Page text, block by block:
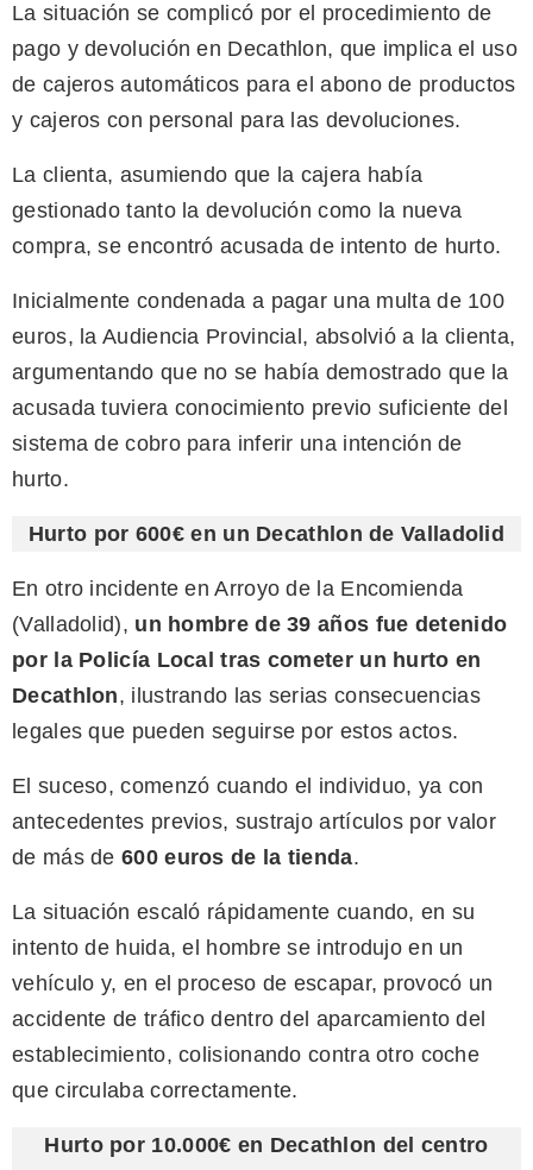
La situación se complicó por el procedimiento de
pago y devolución en Decathlon, que implica el uso
de cajeros automáticos para el abono de productos
y cajeros con personal para las devoluciones.
La clienta, asumiendo que la cajera había
gestionado tanto la devolución como la nueva
compra, se encontró acusada de intento de hurto.
Inicialmente condenada a pagar una multa de 100
euros, la Audiencia Provincial, absolvió a la clienta,
argumentando que no se había demostrado que la
acusada tuviera conocimiento previo suficiente del
sistema de cobro para inferir una intención de
hurto.
Hurto por 600€ en un Decathlon de Valladolid
En otro incidente en Arroyo de la Encomienda
(Valladolid), un hombre de 39 años fue detenido
por la Policía Local tras cometer un hurto en
Decathlon, ilustrando las serias consecuencias
legales que pueden seguirse por estos actos.
El suceso, comenzó cuando el individuo, ya con
antecedentes previos, sustrajo artículos por valor
de más de 600 euros de la tienda.
La situación escaló rápidamente cuando, en su
intento de huida, el hombre se introdujo en un
vehículo y, en el proceso de escapar, provocó un
accidente de tráfico dentro del aparcamiento del
establecimiento, colisionando contra otro coche
que circulaba correctamente.
Hurto por 10.000€ en Decathlon del centro